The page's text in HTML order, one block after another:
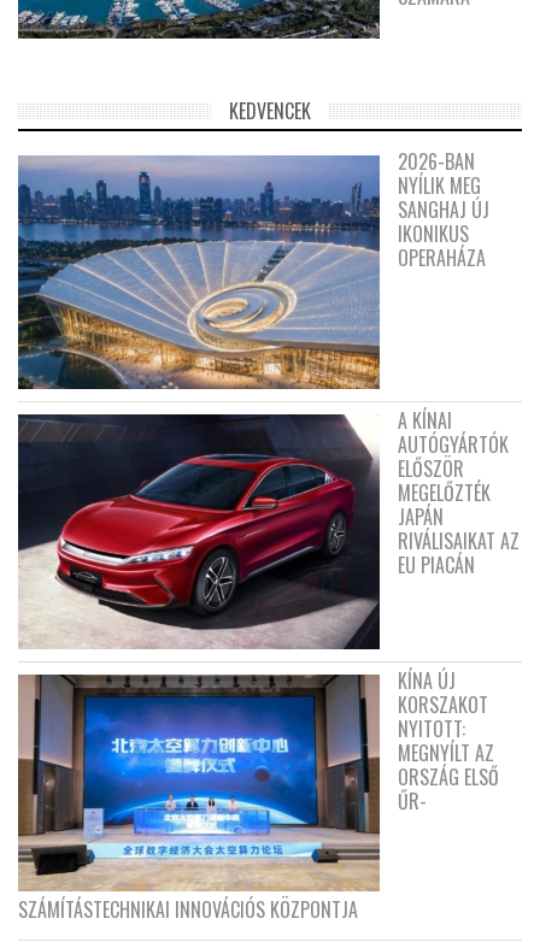
KEDVENCEK
2026-BAN
NYÍLIK MEG
SANGHAJ ÚJ
IKONIKUS
OPERAHÁZA
A KÍNAI
AUTÓGYÁRTÓK
ELŐSZÖR
MEGELŐZTÉK
JAPÁN
RIVÁLISAIKAT AZ
EU PIACÁN
KÍNA ÚJ
KORSZAKOT
NYITOTT:
MEGNYÍLT AZ
ORSZÁG ELSŐ
ŰR-
SZÁMÍTÁSTECHNIKAI INNOVÁCIÓS KÖZPONTJA